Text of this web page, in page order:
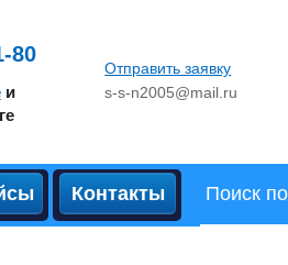
80
и
Отправить заявку
s-s-n2005@mail.ru
Контакты